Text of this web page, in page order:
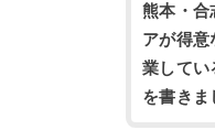
熊本・合
アが得
業してい
を書き